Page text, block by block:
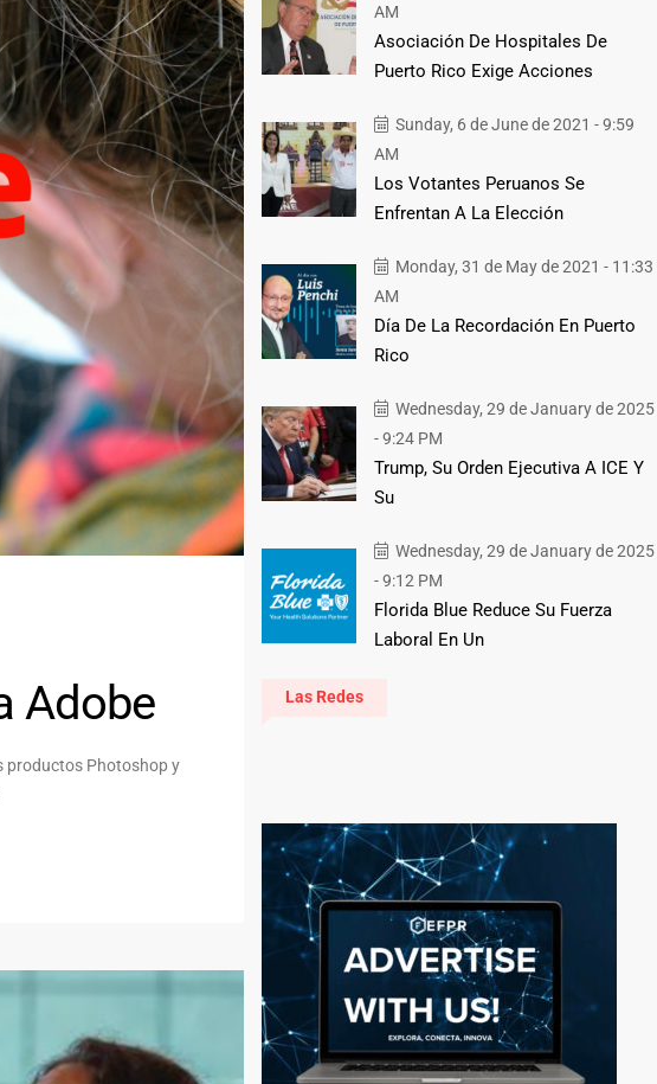
Adobe
productos Photoshop y
AM
Asociación De Hospitales De
Puerto Rico Exige Acciones
Sunday, 6 de June de 2021 - 9:59
AM
Los Votantes Peruanos Se
Enfrentan A La Elección
Monday, 31 de May de 2021 - 11:33
AM
Día De La Recordación En Puerto
Rico
Wednesday, 29 de January de 2025
- 9:24 PM
Trump, Su Orden Ejecutiva A ICE Y
Su
Wednesday, 29 de January de 2025
- 9:12 PM
Florida Blue Reduce Su Fuerza
Laboral En Un
Las Redes